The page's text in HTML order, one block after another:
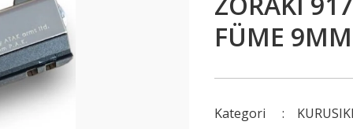
FÜME 9MM
Kategori